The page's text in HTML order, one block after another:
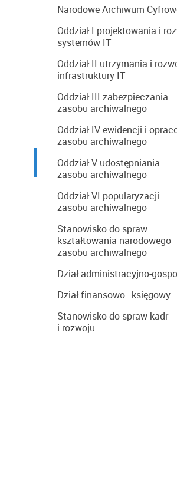
Narodowe Archiwum
Oddział I projektowania i
systemów IT
Oddział II utrzymania i
infrastruktury IT
Oddział III zabezpieczania
zasobu archiwalnego
Oddział IV ewidencji i
zasobu archiwalnego
Oddział V udostępniania
zasobu archiwalnego
Oddział VI popularyzacji
zasobu archiwalnego
Stanowisko do spraw
kształtowania narodowego
zasobu archiwalnego
Dział administracyjno-
Dział finansowo–księgowy
Stanowisko do spraw kadr
i rozwoju